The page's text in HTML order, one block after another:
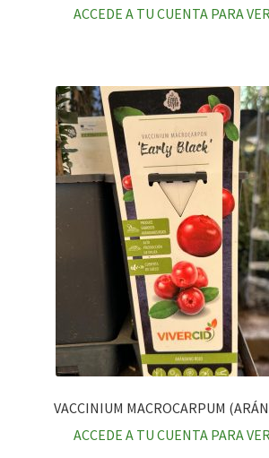
ACCEDE A TU CUENTA PARA
VACCINIUM MACROCARPUM
ACCEDE A TU CUENTA PARA